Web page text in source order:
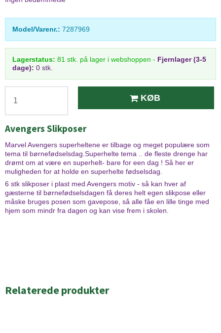
Model/Varenr.: 7287969
Lagerstatus: 81 stk. på lager i webshoppen - Fjernlager (3-5
dage): 0 stk.
KØB
Avengers Slikposer
Marvel Avengers superheltene er tilbage og meget populære som
tema til børnefødselsdag.Superhelte tema .. de fleste drenge har
drømt om at være en superhelt- bare for een dag ! Så her er
muligheden for at holde en superhelte fødselsdag.
6 stk slikposer i plast med Avengers motiv - så kan hver af
gæsterne til børnefødselsdagen få deres helt egen slikpose eller
måske bruges posen som gavepose, så alle fåe en lille tinge med
hjem som mindr fra dagen og kan vise frem i skolen.
Relaterede produkter